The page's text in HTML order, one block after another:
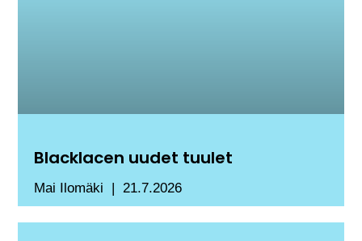
Blacklacen uudet tuulet
Mai Ilomäki 21.7.2026